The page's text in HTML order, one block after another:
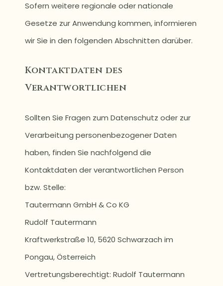
Sofern weitere regionale oder nationale
Gesetze zur Anwendung kommen, informieren
wir Sie in den folgenden Abschnitten darüber.
Kontaktdaten des
Verantwortlichen
Sollten Sie Fragen zum Datenschutz oder zur
Verarbeitung personenbezogener Daten
haben, finden Sie nachfolgend die
Kontaktdaten der verantwortlichen Person
bzw. Stelle:
Tautermann GmbH & Co KG
Rudolf Tautermann
Kraftwerkstraße 10, 5620 Schwarzach im
Pongau, Österreich
Vertretungsberechtigt: Rudolf Tautermann